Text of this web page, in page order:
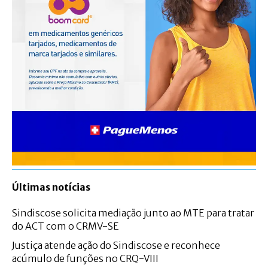
Últimas notícias
Sindiscose solicita mediação junto ao MTE para tratar
do ACT com o CRMV-SE
Justiça atende ação do Sindiscose e reconhece
acúmulo de funções no CRQ-VIII